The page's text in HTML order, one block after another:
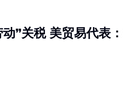
措施因为已达到150天的法定
印尼面对10%关税税率，泰国
”关税 美贸易代表